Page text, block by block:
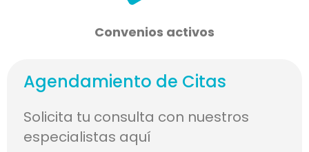
Convenios activos
Agendamiento de Citas
Solicita tu consulta con nuestros
especialistas aquí